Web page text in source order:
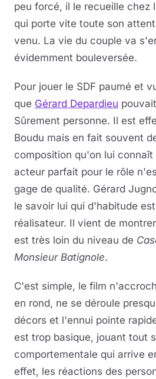
peu forcé, il le recueille chez
qui porte vite toute son
venu. La vie du couple va
évidemment bouleversée.
Pour jouer le SDF paumé et
que Gérard Depardieu
Sûrement personne. Il est
Boudu mais en fait souvent
composition qu'on lui connaît
acteur parfait pour le rôle
gage de qualité. Gérard
le savoir lui qui d'habitude
réalisateur. Il vient de
est très loin du niveau de
Monsieur Batignole.
C'est simple, le film
en rond, ne se déroule
décors et l'ennui pointe
est trop basique, jouant tout
comportementale qui arrive
effet, les réactions des